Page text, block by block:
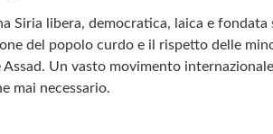
Siria libera, democratica, laica e fondata
del popolo curdo e il rispetto delle
Un vasto movimento
mai necessario.